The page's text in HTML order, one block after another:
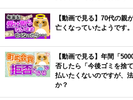
【動画で見る】70代の親
亡くなっていたようです
【動画で見る】年間「
否したら「今後ゴミを捨
払いたくないのですが、
か？